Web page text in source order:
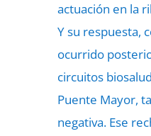
actuación en la
Y su respuesta,
ocurrido
circuitos
Puente Mayor,
negativa. Ese